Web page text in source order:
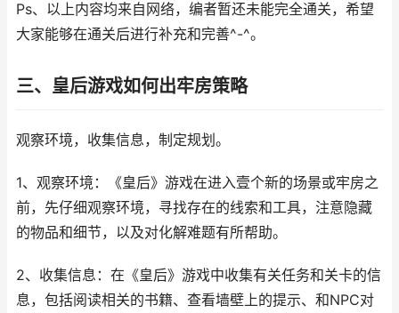
Ps、以上内容均来自网络，编者暂还未能完全通关，希望
大家能够在通关后进行补充和完善^-^。
三、皇后游戏如何出牢房策略
观察环境，收集信息，制定规划。
1、观察环境：《皇后》游戏在进入壹个新的场景或牢房之
前，先仔细观察环境，寻找存在的线索和工具，注意隐藏
的物品和细节，以及对化解难题有所帮助。
2、收集信息：在《皇后》游戏中收集有关任务和关卡的信
息，包括阅读相关的书籍、查看墙壁上的提示、和NPC对